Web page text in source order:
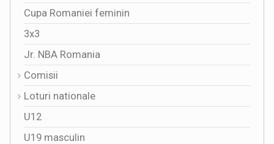
Cupa Romaniei feminin
3x3
Jr. NBA Romania
Comisii
Loturi nationale
U12
U19 masculin